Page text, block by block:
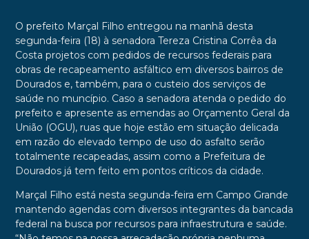
O prefeito Marçal Filho entregou na manhã desta
segunda-feira (18) à senadora Tereza Cristina Corrêa da
Costa projetos com pedidos de recursos federais para
obras de recapeamento asfáltico em diversos bairros de
Dourados e, também, para o custeio dos serviços de
saúde no muncípio. Caso a senadora atenda o pedido do
prefeito e apresente as emendas ao Orçamento Geral da
União (OGU), ruas que hoje estão em situação delicada
em razão do elevado tempo de uso do asfalto serão
totalmente recapeadas, assim como a Prefeitura de
Dourados já tem feito em pontos críticos da cidade.
Marçal Filho está nesta segunda-feira em Campo Grande
mantendo agendas com diversos integrantes da bancada
federal na busca por recursos para infraestrutura e saúde.